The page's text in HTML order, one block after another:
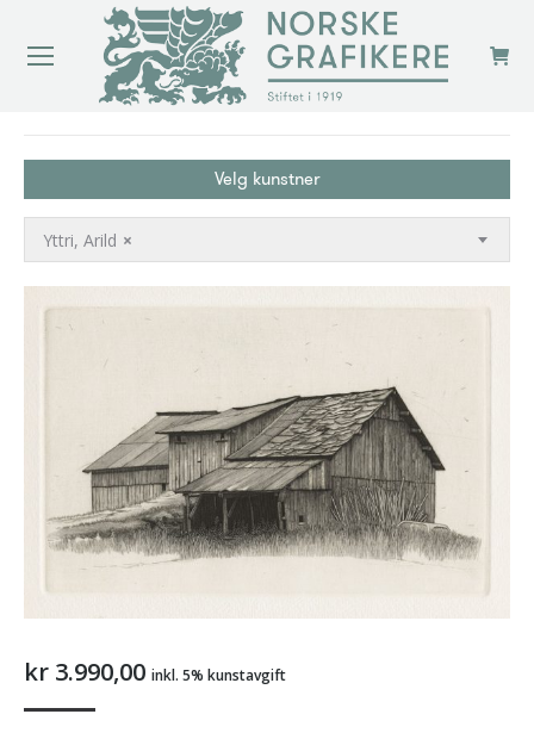
Velg kunstner
×
Yttri, Arild
kr 3.990,00 inkl. 5% kunstavgift